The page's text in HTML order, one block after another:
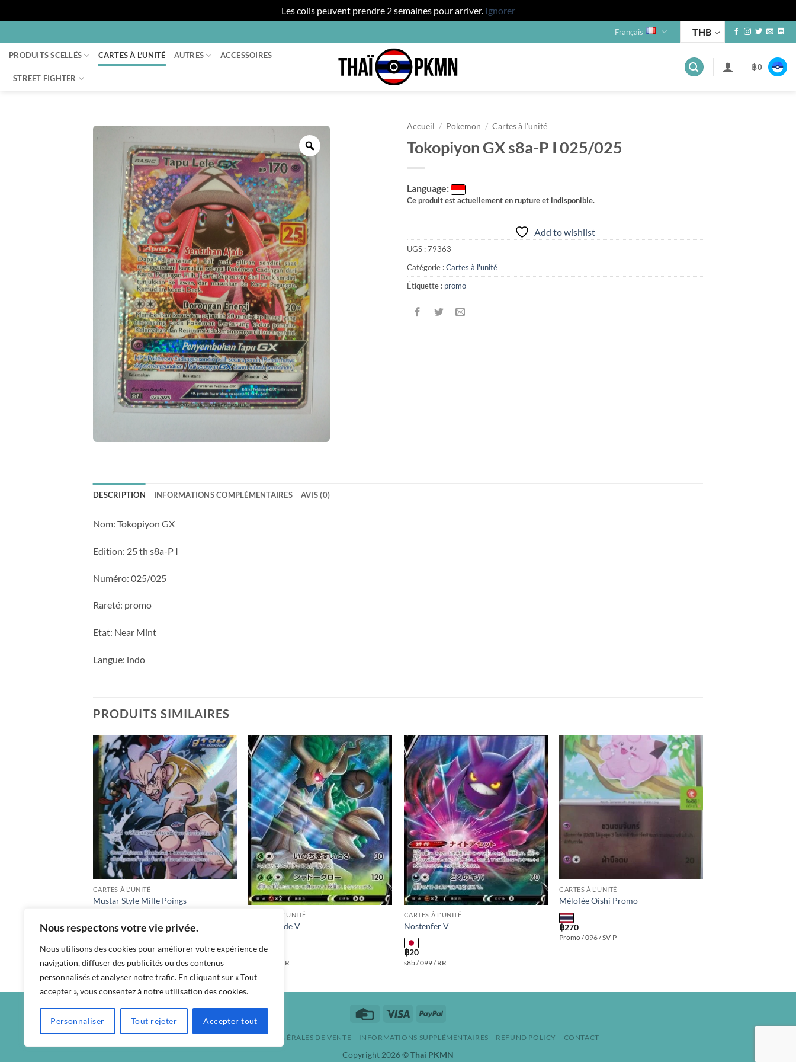
Nous respectons votre vie privée.
Nous utilisons des cookies pour améliorer votre expérience de
navigation, diffuser des publicités ou des contenus
personnalisés et analyser notre trafic. En cliquant sur « Tout
accepter », vous consentez à notre utilisation des cookies.
Personnaliser Tout rejeter Accepter tout
Les colis peuvent prendre 2 semaines pour arriver. Ignorer
au
contenu
Français THB
PRODUITS SCELLÉS CARTES À L’UNITÉ AUTRES ACCESSOIRES
STREET FIGHTER
฿0
Zoom
Accueil / Pokemon / Cartes à l'unité
Tokopiyon GX s8a-P I 025/025
Language:
Ce produit est actuellement en rupture et indisponible.
Add to wishlist
UGS :79363
Catégorie :Cartes à l'unité
Étiquette : promo
DESCRIPTION INFORMATIONS COMPLÉMENTAIRES AVIS (0)
Nom: Tokopiyon GX
Edition: 25 th s8a-P I
Numéro: 025/025
Rareté: promo
Etat: Near Mint
Langue: indo
PRODUITS SIMILAIRES
Add to
wishlist
CARTES À L'UNITÉ
Mustar Style Mille Poings
฿130
Add to
wishlist
CARTES À L'UNITÉ
Desséliande V
฿20
s7r / 007 / RR
Add to
wishlist
CARTES À L'UNITÉ
Nostenfer V
฿20
s8b / 099 / RR
Add to
wishlist
CARTES À L'UNITÉ
Mélofée Oishi Promo
฿270
Promo / 096 / SV-P
Credit
Visa PayPal
CONDITIONS GÉNÉRALES DE VENTE INFORMATIONS SUPPLÉMENTAIRES REFUND POLICY CONTACT
Copyright 2026 ©Thai PKMN